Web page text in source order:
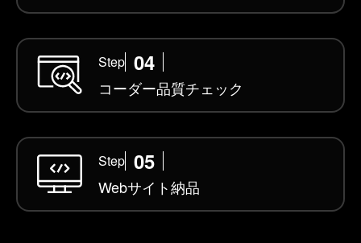
Step 04
コーダー品質チェック
Step 05
Webサイト納品